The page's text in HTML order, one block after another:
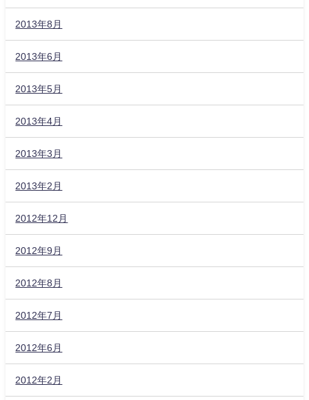
2013年8月
2013年6月
2013年5月
2013年4月
2013年3月
2013年2月
2012年12月
2012年9月
2012年8月
2012年7月
2012年6月
2012年2月